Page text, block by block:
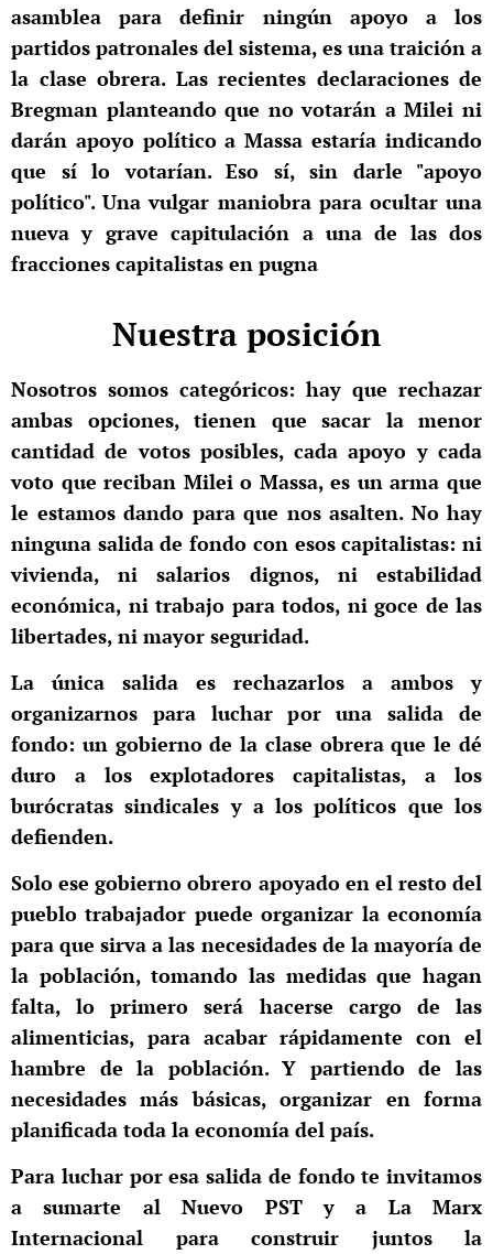
asamblea para definir ningún apoyo a los
partidos patronales del sistema, es una traición a
la clase obrera. Las recientes declaraciones de
Bregman planteando que no votarán a Milei ni
darán apoyo político a Massa estaría indicando
que sí lo votarían. Eso sí, sin darle "apoyo
político". Una vulgar maniobra para ocultar una
nueva y grave capitulación a una de las dos
fracciones capitalistas en pugna
Nuestra posición
Nosotros somos categóricos: hay que rechazar
ambas opciones, tienen que sacar la menor
cantidad de votos posibles, cada apoyo y cada
voto que reciban Milei o Massa, es un arma que
le estamos dando para que nos asalten. No hay
ninguna salida de fondo con esos capitalistas: ni
vivienda, ni salarios dignos, ni estabilidad
económica, ni trabajo para todos, ni goce de las
libertades, ni mayor seguridad.
La única salida es rechazarlos a ambos y
organizarnos para luchar por una salida de
fondo: un gobierno de la clase obrera que le dé
duro a los explotadores capitalistas, a los
burócratas sindicales y a los políticos que los
defienden.
Solo ese gobierno obrero apoyado en el resto del
pueblo trabajador puede organizar la economía
para que sirva a las necesidades de la mayoría de
la población, tomando las medidas que hagan
falta, lo primero será hacerse cargo de las
alimenticias, para acabar rápidamente con el
hambre de la población. Y partiendo de las
necesidades más básicas, organizar en forma
planificada toda la economía del país.
Para luchar por esa salida de fondo te invitamos
a sumarte al Nuevo PST y a La Marx
Internacional para construir juntos la